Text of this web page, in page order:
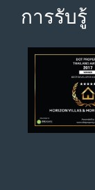
การรับรู้